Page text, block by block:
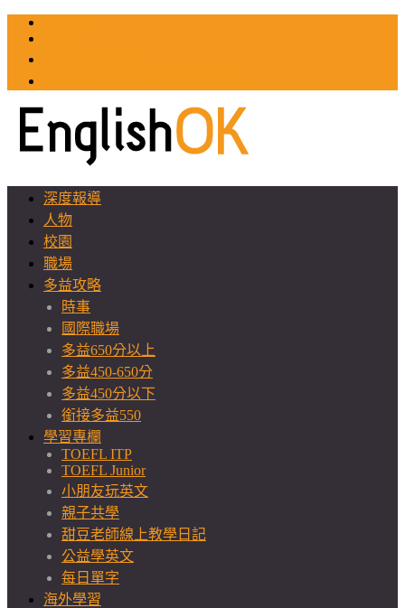
深度報導
人物
校園
職場
多益攻略
時事
國際職場
多益650分以上
多益450-650分
多益450分以下
銜接多益550
學習專欄
TOEFL ITP
TOEFL Junior
小朋友玩英文
親子共學
甜豆老師線上教學日記
公益學英文
每日單字
海外學習